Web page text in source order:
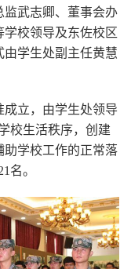
监武志卿、董事会办
校领导及东佐校区
学生处副主任黄慧
立，由学生处领导
校生活秩序，创建
助学校工作的正常落
名。